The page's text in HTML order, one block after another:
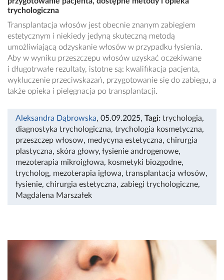
trychologiczna
Transplantacja włosów jest obecnie znanym zabiegiem
estetycznym i niekiedy jedyną skuteczną metodą
umożliwiającą odzyskanie włosów w przypadku łysienia.
Aby w wyniku przeszczepu włosów uzyskać oczekiwane
i długotrwałe rezultaty, istotne są: kwalifikacja pacjenta,
wykluczenie przeciwskazań, przygotowanie się do zabiegu, a
także opieka i pielęgnacja po transplantacji.
Aleksandra Dąbrowska, 05.09.2025, Tagi: trychologia,
diagnostyka trychologiczna, trychologia kosmetyczna,
przeszczep włosow, medycyna estetyczna, chirurgia
plastyczna, skóra głowy, łysienie androgenowe,
mezoterapia mikroigłowa, kosmetyki biozgodne,
trycholog, mezoterapia igłowa, transplantacja włosów,
łysienie, chirurgia estetyczna, zabiegi trychologiczne,
Magdalena Marszałek